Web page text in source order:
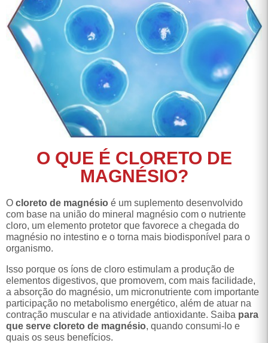
O QUE É CLORETO DE
MAGNÉSIO?
O cloreto de magnésio é um suplemento desenvolvido
com base na união do mineral magnésio com o nutriente
cloro, um elemento protetor que favorece a chegada do
magnésio no intestino e o torna mais biodisponível para o
organismo.
Isso porque os íons de cloro estimulam a produção de
elementos digestivos, que promovem, com mais facilidade,
a absorção do magnésio, um micronutriente com importante
participação no metabolismo energético, além de atuar na
contração muscular e na atividade antioxidante. Saiba para
que serve cloreto de magnésio, quando consumi-lo e
quais os seus benefícios.